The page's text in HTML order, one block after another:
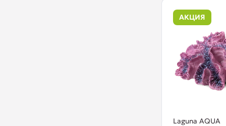
АКЦИЯ
Laguna AQUA